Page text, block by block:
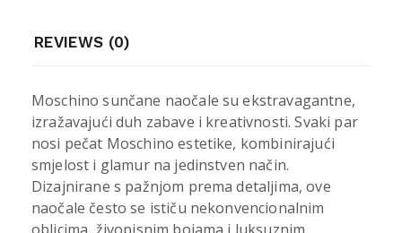
REVIEWS (0)
Moschino sunčane naočale su ekstravagantne,
izražavajući duh zabave i kreativnosti. Svaki par
nosi pečat Moschino estetike, kombinirajući
smjelost i glamur na jedinstven način.
Dizajnirane s pažnjom prema detaljima, ove
naočale često se ističu nekonvencionalnim